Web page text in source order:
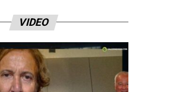
VIDEO